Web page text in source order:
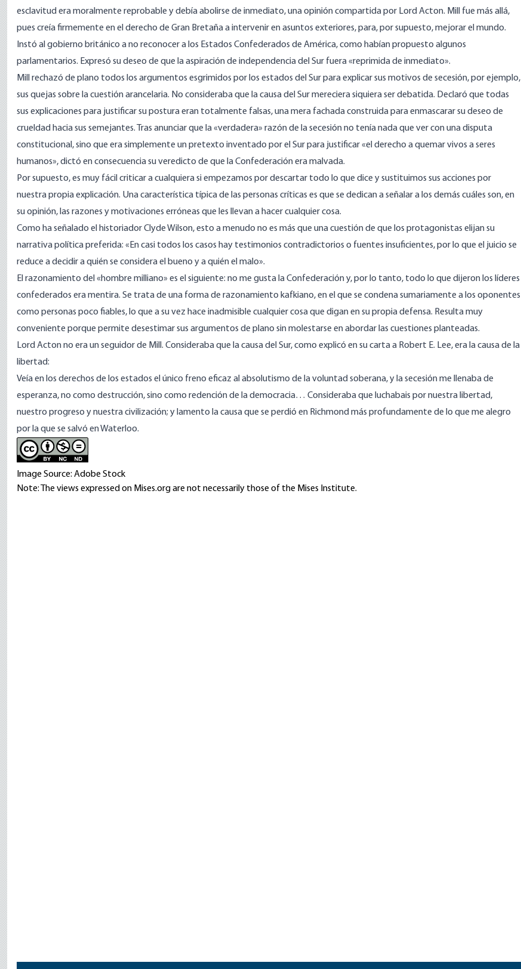
esclavitud era moralmente reprobable y debía abolirse de inmediato, una opinión compartida por Lord Acton. Mill fue más allá,
pues creía firmemente en el derecho de Gran Bretaña a intervenir en asuntos exteriores, para, por supuesto, mejorar el mundo.
Instó al gobierno británico a no reconocer a los Estados Confederados de América, como habían propuesto algunos
parlamentarios. Expresó su deseo de que la aspiración de independencia del Sur fuera «reprimida de inmediato».
Mill rechazó de plano todos los argumentos esgrimidos por los estados del Sur para explicar sus motivos de secesión, por ejemplo,
sus quejas sobre la cuestión arancelaria. No consideraba que la causa del Sur mereciera siquiera ser debatida. Declaró que todas
sus explicaciones para justificar su postura eran totalmente falsas, una mera fachada construida para enmascarar su deseo de
crueldad hacia sus semejantes. Tras anunciar que la «verdadera» razón de la secesión no tenía nada que ver con una disputa
constitucional, sino que era simplemente un pretexto inventado por el Sur para justificar «el derecho a quemar vivos a seres
humanos», dictó en consecuencia su veredicto de que la Confederación era malvada.
Por supuesto, es muy fácil criticar a cualquiera si empezamos por descartar todo lo que dice y sustituimos sus acciones por
nuestra propia explicación. Una característica típica de las personas críticas es que se dedican a señalar a los demás cuáles son, en
su opinión, las razones y motivaciones erróneas que les llevan a hacer cualquier cosa.
Como ha señalado el historiador Clyde Wilson, esto a menudo no es más que una cuestión de que los protagonistas elijan su
narrativa política preferida: «En casi todos los casos hay testimonios contradictorios o fuentes insuficientes, por lo que el juicio se
reduce a decidir a quién se considera el bueno y a quién el malo».
El razonamiento del «hombre milliano» es el siguiente: no me gusta la Confederación y, por lo tanto, todo lo que dijeron los líderes
confederados era mentira. Se trata de una forma de razonamiento kafkiano, en el que se condena sumariamente a los oponentes
como personas poco fiables, lo que a su vez hace inadmisible cualquier cosa que digan en su propia defensa. Resulta muy
conveniente porque permite desestimar sus argumentos de plano sin molestarse en abordar las cuestiones planteadas.
Lord Acton no era un seguidor de Mill. Consideraba que la causa del Sur, como explicó ensu carta a Robert E. Lee, era la causa de la
libertad:
Veía en los derechos de los estados el único freno eficaz al absolutismo de la voluntad soberana, y la secesión me llenaba de
esperanza, no como destrucción, sino como redención de la democracia… Consideraba que luchabais por nuestra libertad,
nuestro progreso y nuestra civilización; y lamento la causa que se perdió en Richmond más profundamente de lo que me alegro
por la que se salvó en Waterloo.
Image Source: Adobe Stock
Note: The views expressed on Mises.org are not necessarily those of the Mises Institute.